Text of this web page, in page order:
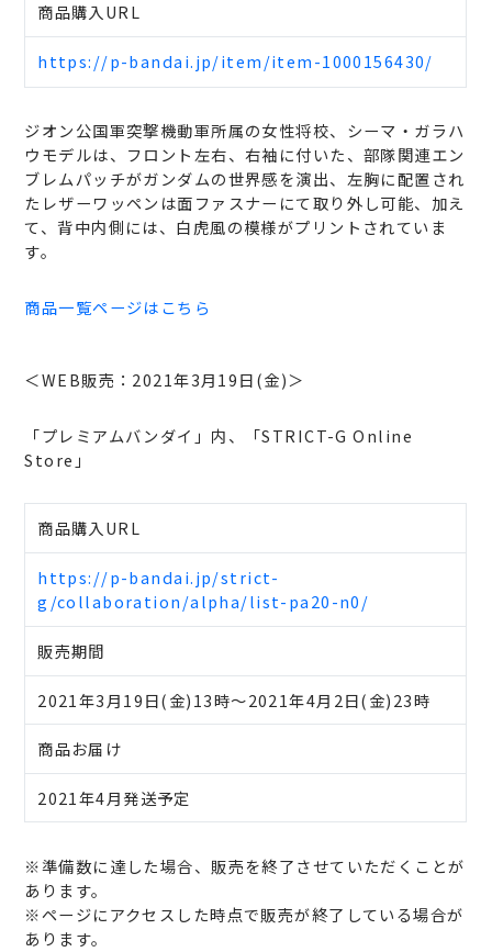
商品購入URL
https://p-bandai.jp/item/item-1000156430/
ジオン公国軍突撃機動軍所属の女性将校、シーマ・ガラハ
ウモデルは、フロント左右、右袖に付いた、部隊関連エン
ブレムパッチがガンダムの世界感を演出、左胸に配置され
たレザーワッペンは面ファスナーにて取り外し可能、加え
て、背中内側には、白虎風の模様がプリントされていま
す。
商品一覧ページはこちら
＜WEB販売：2021年3月19日(金)＞
「プレミアムバンダイ」内、「STRICT-G Online
Store」
商品購入URL
https://p-bandai.jp/strict-
g/collaboration/alpha/list-pa20-n0/
販売期間
2021年3月19日(金)13時～2021年4月2日(金)23時
商品お届け
2021年4月発送予定
※準備数に達した場合、販売を終了させていただくことが
あります。
※ページにアクセスした時点で販売が終了している場合が
あります。